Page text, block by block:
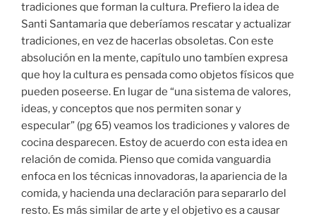
tradiciones que forman la cultura. Prefiero la idea de
Santi Santamaria que deberíamos rescatar y actualizar
tradiciones, en vez de hacerlas obsoletas. Con este
absolución en la mente, capítulo uno tambíen expresa
que hoy la cultura es pensada como objetos físicos que
pueden poseerse. En lugar de “una sistema de valores,
ideas, y conceptos que nos permiten sonar y
especular” (pg 65) veamos los tradiciones y valores de
cocina desparecen. Estoy de acuerdo con esta idea en
relación de comida. Pienso que comida vanguardia
enfoca en los técnicas innovadoras, la apariencia de la
comida, y hacienda una declaración para separarlo del
resto. Es más similar de arte y el objetivo es a causar